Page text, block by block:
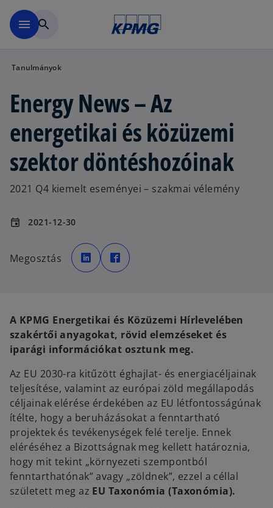
menu search
Tanulmányok
Energy News – Az
energetikai és közüzemi
szektor döntéshozóinak
2021 Q4 kiemelt eseményei – szakmai vélemény
event 2021-12-30
Megosztás
o
p
e
n
w
t
a
b
p
e
w
t
a
b
A KPMG Energetikai és Közüzemi Hírlevelében
szakértői anyagokat, rövid elemzéseket és
iparági információkat osztunk meg.
Az EU 2030-ra kitűzött éghajlat- és energiacéljainak
teljesítése, valamint az európai zöld megállapodás
céljainak elérése érdekében az EU létfontosságúnak
ítélte, hogy a beruházásokat a fenntartható
projektek és tevékenységek felé terelje. Ennek
eléréséhez a Bizottságnak meg kellett határoznia,
hogy mit tekint „környezeti szempontból
fenntarthatónak” avagy „zöldnek”, ezzel a céllal
született meg az EU Taxonómia (Taxonómia).